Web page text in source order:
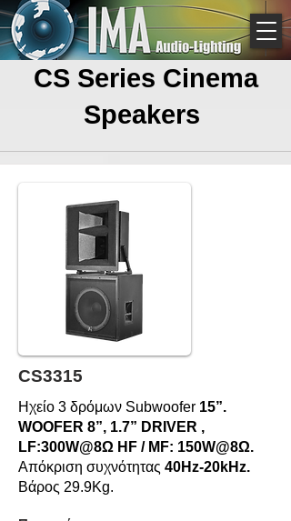
CS Series Cinema
Speakers
CS3315
Ηχείο 3 δρόμων Subwoofer 15”.
WOOFER 8”, 1.7” DRIVER ,
LF:300W@8Ω HF / MF: 150W@8Ω.
Απόκριση συχνότητας 40Hz-20kHz.
Βάρος 29.9Kg.